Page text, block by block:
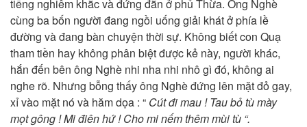
tiếng nghiêm khắc và đứng đắn ở phủ Thừa. Ông Nghè
cùng ba bốn người đang ngồi uống giải khát ở phía lề
đường và đang bàn chuyện thời sự. Không biết con Quạ
tham tiền hay không phân biệt được kẻ này, người khác,
hắn đến bên ông Nghè nhi nha nhi nhô gì đó, không ai
nghe rõ. Nhưng bỗng thấy ông Nghè đứng lên mặt đỏ gay,
xỉ vào mặt nó và hăm dọa : “ Cút đi mau ! Tau bỏ tù mày
mọt gông ! Miđiên hứ !Cho minếm thêmmùi tù “.